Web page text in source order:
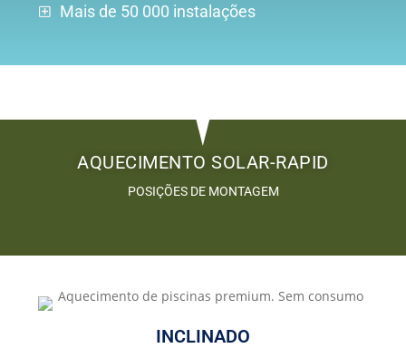
Mais de 50 000 instalações
AQUECIMENTO SOLAR-RAPID
POSIÇÕES DE MONTAGEM
INCLINADO